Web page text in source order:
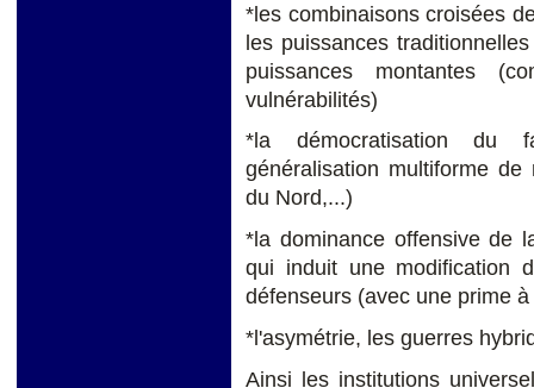
*les combinaisons croisées
les puissances
puissances montantes
vulnérabilités)
*la démocratisation du
généralisation multiforme
du Nord,...)
*la dominance offensive de
qui induit une modification
défenseurs (avec une prime
*l'asymétrie, les guerres
Ainsi les institutions